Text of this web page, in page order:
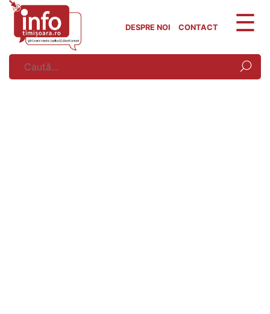
Skip
content
DESPRE NOI CONTACT